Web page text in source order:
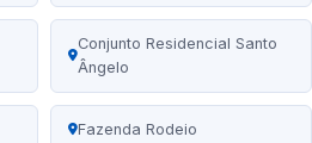
Conjunto Residencial Santo
Ângelo
Fazenda Rodeio